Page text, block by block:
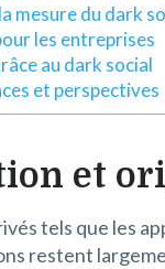
mesure du dark
les entreprises
au dark social
et perspectives
et
tels que les
restent